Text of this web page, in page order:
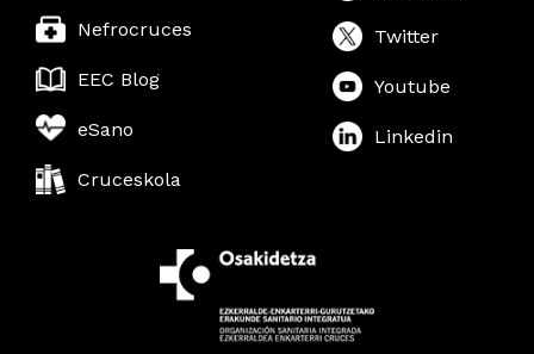
Nefrocruces
EEC Blog
eSano
Cruceskola
Twitter
Youtube
Linkedin